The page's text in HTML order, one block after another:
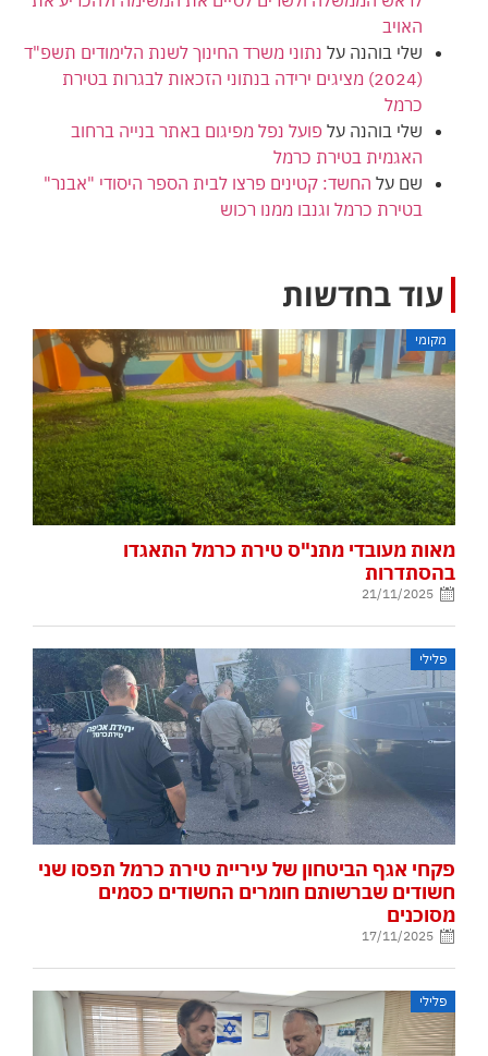
האויב
שלי בוהנה על נתוני משרד החינוך לשנת הלימודים תשפ"ד
(2024) מציגים ירידה בנתוני הזכאות לבגרות בטירת
כרמל
שלי בוהנה על פועל נפל מפיגום באתר בנייה ברחוב
האגמית בטירת כרמל
שם על החשד: קטינים פרצו לבית הספר היסודי "אבנר"
בטירת כרמל וגנבו ממנו רכוש
עוד בחדשות
מקומי
מאות מעובדי מתנ"ס טירת כרמל התאגדו
בהסתדרות
21/11/2025
פלילי
פקחי אגף הביטחון של עיריית טירת כרמל תפסו שני
חשודים שברשותם חומרים החשודים כסמים
מסוכנים
17/11/2025
פלילי